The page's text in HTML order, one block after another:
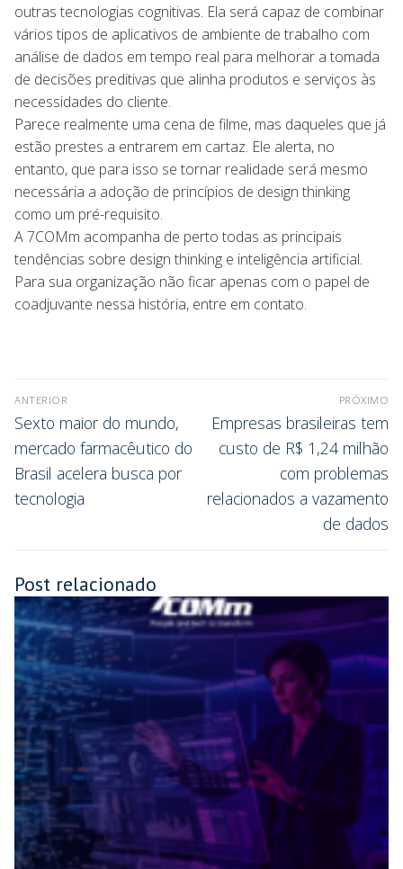
outras tecnologias cognitivas. Ela será capaz de combinar
vários tipos de aplicativos de ambiente de trabalho com
análise de dados em tempo real para melhorar a tomada
de decisões preditivas que alinha produtos e serviços às
necessidades do cliente.
Parece realmente uma cena de filme, mas daqueles que já
estão prestes a entrarem em cartaz. Ele alerta, no
entanto, que para isso se tornar realidade será mesmo
necessária a adoção de princípios de design thinking
como um pré-requisito.
A 7COMm acompanha de perto todas as principais
tendências sobre design thinking e inteligência artificial.
Para sua organização não ficar apenas com o papel de
coadjuvante nessa história, entre em contato.
ANTERIOR
Sexto maior do mundo,
mercado farmacêutico do
Brasil acelera busca por
tecnologia
PRÓXIMO
Empresas brasileiras tem
custo de R$ 1,24 milhão
com problemas
relacionados a vazamento
de dados
Post relacionado